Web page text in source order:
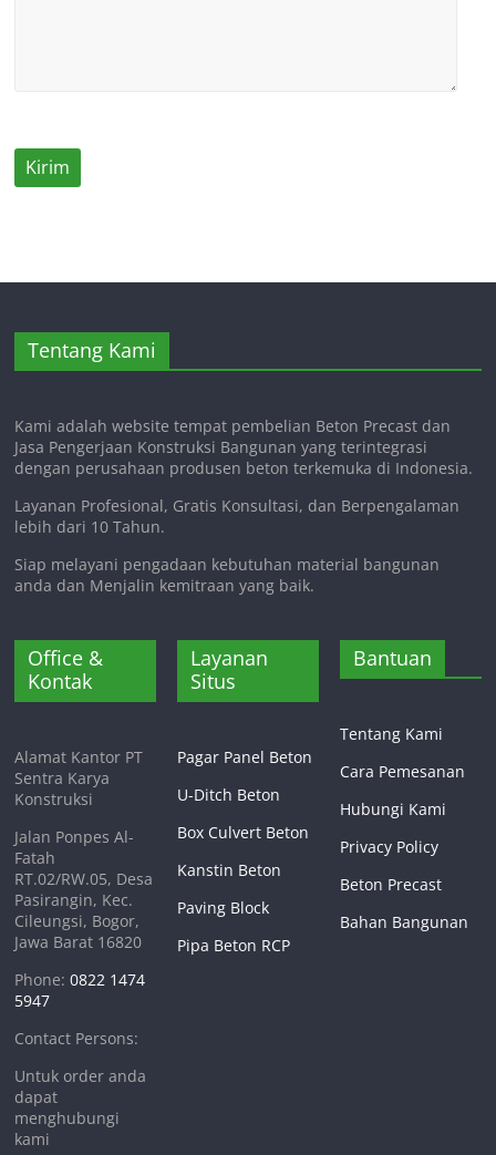
Tentang Kami
Kami adalah website tempat pembelian Beton Precast dan
Jasa Pengerjaan Konstruksi Bangunan yang terintegrasi
dengan perusahaan produsen beton terkemuka di Indonesia.
Layanan Profesional, Gratis Konsultasi, dan Berpengalaman
lebih dari 10 Tahun.
Siap melayani pengadaan kebutuhan material bangunan
anda dan Menjalin kemitraan yang baik.
Office &
Kontak
Alamat Kantor PT
Sentra Karya
Konstruksi
Jalan Ponpes Al-
Fatah
RT.02/RW.05, Desa
Pasirangin, Kec.
Cileungsi, Bogor,
Jawa Barat 16820
Phone:0822 1474
5947
Contact Persons:
Untuk order anda
dapat
menghubungi
kami
Layanan
Situs
Pagar Panel Beton
U-Ditch Beton
Box Culvert Beton
Kanstin Beton
Paving Block
Pipa Beton RCP
Bantuan
Tentang Kami
Cara Pemesanan
Hubungi Kami
Privacy Policy
Beton Precast
Bahan Bangunan